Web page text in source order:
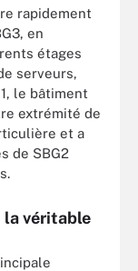
rapidement
en
étages
serveurs,
le bâtiment
extrémité de
et a
de SBG2
la véritable